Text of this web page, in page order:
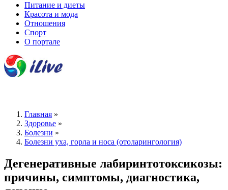
Питание и диеты
Красота и мода
Отношения
Спорт
О портале
Главная »
Здоровье »
Болезни »
Болезни уха, горла и носа (отоларингология)
Дегенеративные лабиринтотоксикозы:
причины, симптомы, диагностика,